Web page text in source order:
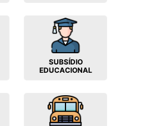
SUBSÍDIO
EDUCACIONAL